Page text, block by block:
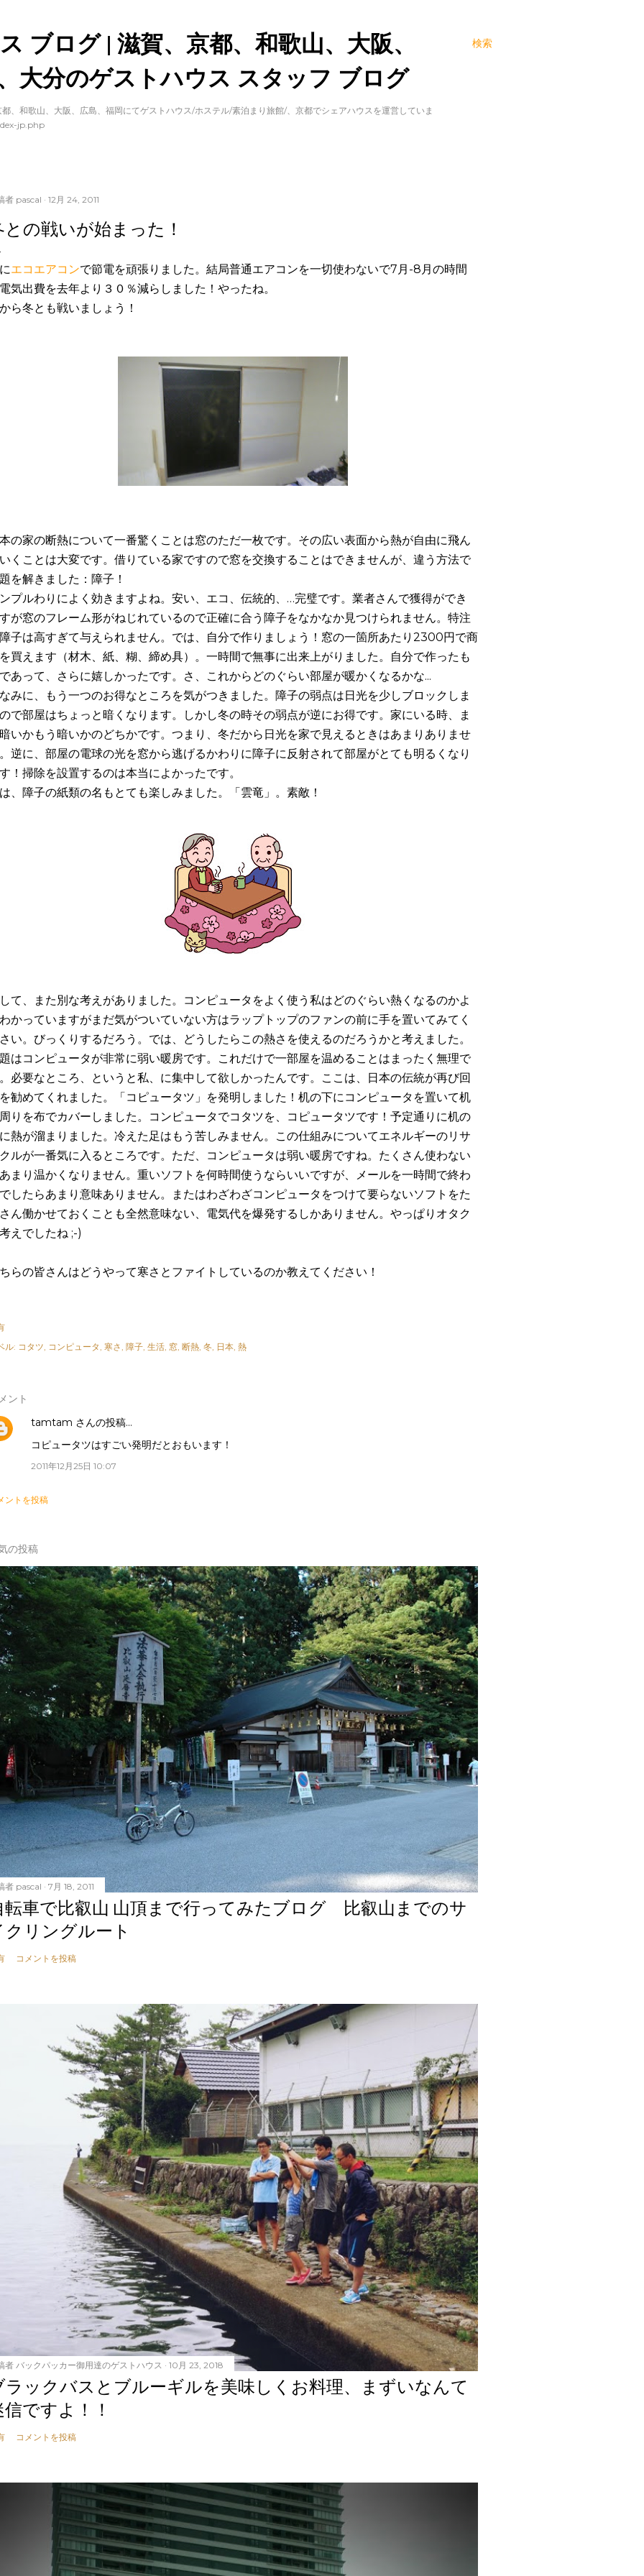
検索
ブログ | 滋賀、京都、和歌山、大阪、
大分のゲストハウス スタッフ ブログ
、和歌山、大阪、広島、福岡にてゲストハウス/ホステル/素泊まり旅館/、京都でシェアハウスを運営していま
jp.php
者 pascal 12月 24, 2011
との戦いが始まった！
エコエアコンで節電を頑張りました。結局普通エアコンを一切使わないで7月-8月の時間
気出費を去年より３０％減らしました！やったね。
ら冬とも戦いましょう！
の家の断熱について一番驚くことは窓のただ一枚です。その広い表面から熱が自由に飛ん
くことは大変です。借りている家ですので窓を交換することはできませんが、違う方法で
を解きました：障子！
プルわりによく効きますよね。安い、エコ、伝統的、…完璧です。業者さんで獲得ができ
が窓のフレーム形がねじれているので正確に合う障子をなかなか見つけられません。特注
子は高すぎて与えられません。では、自分で作りましょう！窓の一箇所あたり2300円で商
買えます（材木、紙、糊、締め具）。一時間で無事に出来上がりました。自分で作ったも
あって、さらに嬉しかったです。さ、これからどのぐらい部屋が暖かくなるかな...
みに、もう一つのお得なところを気がつきました。障子の弱点は日光を少しブロックしま
で部屋はちょっと暗くなります。しかし冬の時その弱点が逆にお得です。家にいる時、ま
いかもう暗いかのどちかです。つまり、冬だから日光を家で見えるときはあまりありませ
逆に、部屋の電球の光を窓から逃げるかわりに障子に反射されて部屋がとても明るくなり
！掃除を設置するのは本当によかったです。
、障子の紙類の名もとても楽しみました。「雲竜」。素敵！
て、また別な考えがありました。コンピュータをよく使う私はどのぐらい熱くなるのかよ
かっていますがまだ気がついていない方はラップトップのファンの前に手を置いてみてく
い。びっくりするだろう。では、どうしたらこの熱さを使えるのだろうかと考えました。
はコンピュータが非常に弱い暖房です。これだけで一部屋を温めることはまったく無理で
必要なところ、というと私、に集中して欲しかったんです。ここは、日本の伝統が再び回
勧めてくれました。「コピュータツ」を発明しました！机の下にコンピュータを置いて机
りを布でカバーしました。コンピュータでコタツを、コピュータツです！予定通りに机の
熱が溜まりました。冷えた足はもう苦しみません。この仕組みについてエネルギーのリサ
ルが一番気に入るところです。ただ、コンピュータは弱い暖房ですね。たくさん使わない
まり温かくなりません。重いソフトを何時間使うならいいですが、メールを一時間で終わ
したらあまり意味ありません。またはわざわざコンピュータをつけて要らないソフトをた
ん働かせておくことも全然意味ない、電気代を爆発するしかありません。やっぱりオタク
えでしたね ;-)
らの皆さんはどうやって寒さとファイトしているのか教えてください！
ル: コタツ コンピュータ 寒さ 障子 生活 窓 断熱 冬 日本 熱
ント
tamtam さんの投稿…
コピュータツはすごい発明だとおもいます！
2011年12月25日 10:07
ントを投稿
の投稿
者 pascal 7月 18, 2011
転車で比叡山 山頂まで行ってみたブログ 比叡山までのサ
クリングルート
コメントを投稿
者 バックパッカー御用達のゲストハウス 10月 23, 2018
ラックバスとブルーギルを美味しくお料理、まずいなんて
信ですよ！！
コメントを投稿